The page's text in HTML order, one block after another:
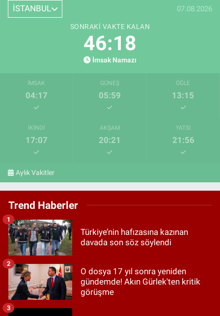
İSTANBUL 07.08.2026
SONRAKI VAKTE KALAN
46:17
İmsak Namazı
İMSAK
04:17
GÜNEŞ
05:59
ÖĞLE
13:15
İKINDI
17:07
AKŞAM
20:21
YATSI
21:56
Aylık Vakitler
Trend Haberler
Türkiye’nin hafızasına kazınan
davada son söz söylendi
1
O dosya 17 yıl sonra yeniden
gündemde! Akın Gürlek'ten kritik
görüşme
2
3